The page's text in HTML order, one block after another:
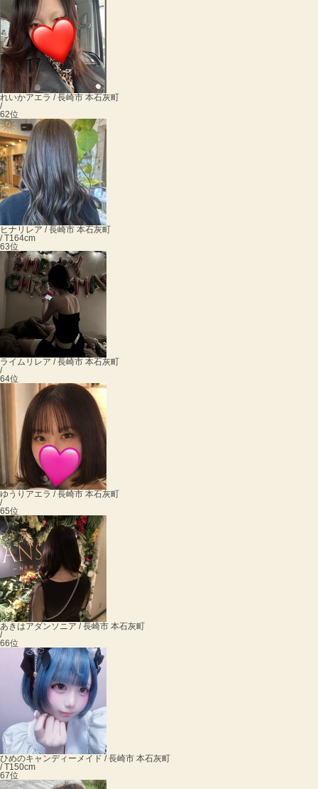
れいかアエラ / 長崎市 本石灰町
/
62位
ヒナ リレア / 長崎市 本石灰町
/ T164cm
63位
ライム リレア / 長崎市 本石灰町
/
64位
ゆうり アエラ / 長崎市 本石灰町
/
65位
あきはアダンソニア / 長崎市 本石灰町
/
66位
ひめのキャンディーメイド / 長崎市 本石灰町
/ T150cm
67位